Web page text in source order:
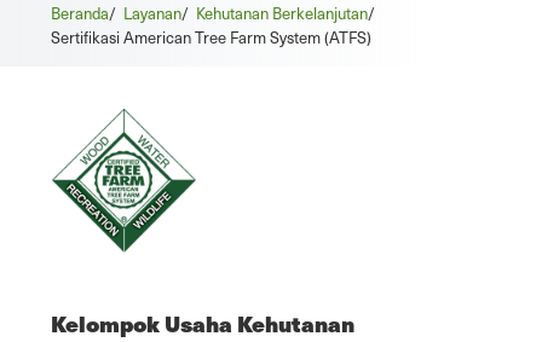
Beranda/ Layanan/ Kehutanan Berkelanjutan/
Sertifikasi American Tree Farm System (ATFS)
Kelompok Usaha Kehutanan